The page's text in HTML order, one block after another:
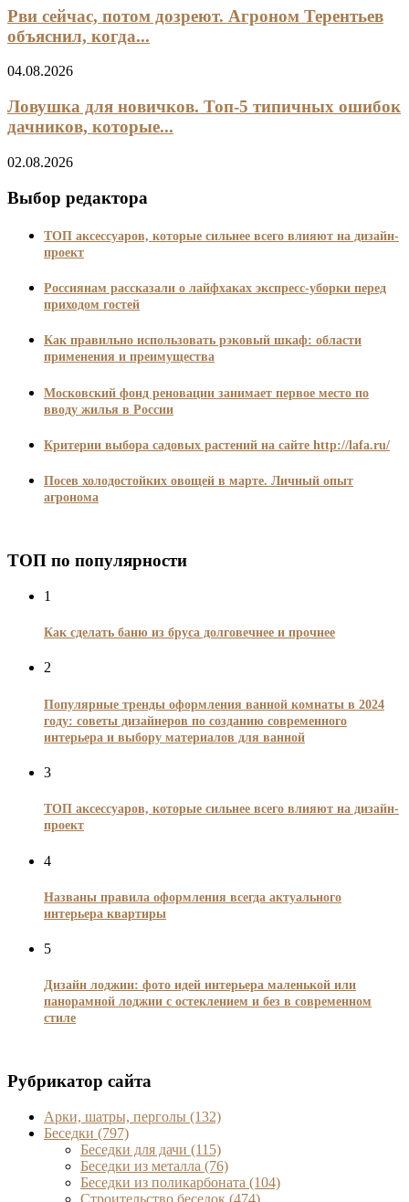
Рви сейчас, потом дозреют. Агроном Терентьев
объяснил, когда...
04.08.2026
Ловушка для новичков. Топ-5 типичных ошибок
дачников, которые...
02.08.2026
Выбор редактора
ТОП аксессуаров, которые сильнее всего влияют на дизайн-
проект
Россиянам рассказали о лайфхаках экспресс-уборки перед
приходом гостей
Как правильно использовать рэковый шкаф: области
применения и преимущества
Московский фонд реновации занимает первое место по
вводу жилья в России
Критерии выбора садовых растений на сайте http://lafa.ru/
Посев холодостойких овощей в марте. Личный опыт
агронома
ТОП по популярности
1
Как сделать баню из бруса долговечнее и прочнее
2
Популярные тренды оформления ванной комнаты в 2024
году: советы дизайнеров по созданию современного
интерьера и выбору материалов для ванной
3
ТОП аксессуаров, которые сильнее всего влияют на дизайн-
проект
4
Названы правила оформления всегда актуального
интерьера квартиры
5
Дизайн лоджии: фото идей интерьера маленькой или
панорамной лоджии с остеклением и без в современном
стиле
Рубрикатор сайта
Арки, шатры, перголы (132)
Беседки (797)
Беседки для дачи (115)
Беседки из металла (76)
Беседки из поликарбоната (104)
Строительство беседок (474)